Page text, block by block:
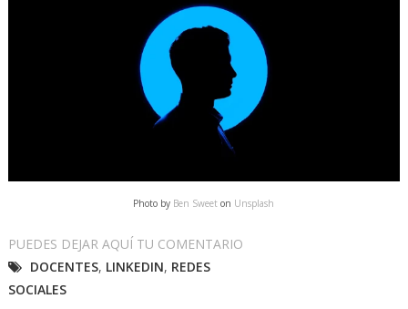
Photo by Ben Sweet on Unsplash
PUEDES DEJAR AQUÍ TU COMENTARIO
DOCENTES, LINKEDIN, REDES
SOCIALES